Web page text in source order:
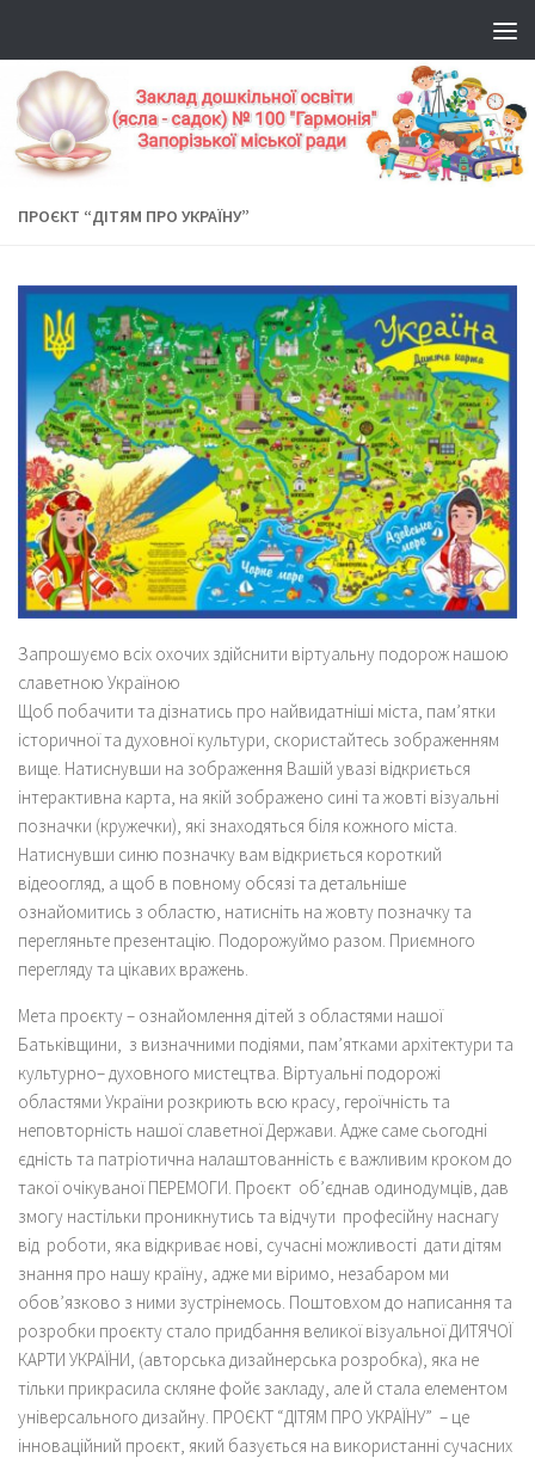
ПРОЄКТ “ДІТЯМ ПРО УКРАЇНУ”
Запрошуємо всіх охочих здійснити віртуальну подорож нашою
славетною Україною
Щоб побачити та дізнатись про найвидатніші міста, пам’ятки
історичної та духовної культури, скористайтесь зображенням
вище. Натиснувши на зображення Вашій увазі відкриється
інтерактивна карта, на якій зображено сині та жовті візуальні
позначки (кружечки), які знаходяться біля кожного міста.
Натиснувши синю позначку вам відкриється короткий
відеоогляд, а щоб в повному обсязі та детальніше
ознайомитись з областю, натисніть на жовту позначку та
перегляньте презентацію. Подорожуймо разом. Приємного
перегляду та цікавих вражень.
Мета проєкту – ознайомлення дітей з областями нашої
Батьківщини, з визначними подіями, пам’ятками архітектури та
культурно– духовного мистецтва. Віртуальні подорожі
областями України розкриють всю красу, героїчність та
неповторність нашої славетної Держави. Адже саме сьогодні
єдність та патріотична налаштованність є важливим кроком до
такої очікуваної ПЕРЕМОГИ. Проєкт об’єднав одинодумців, дав
змогу настільки проникнутись та відчути професійну наснагу
від роботи, яка відкриває нові, сучасні можливості дати дітям
знання про нашу країну, адже ми віримо, незабаром ми
обов’язково з ними зустрінемось. Поштовхом до написання та
розробки проєкту стало придбання великої візуальної ДИТЯЧОЇ
КАРТИ УКРАЇНИ, (авторська дизайнерська розробка), яка не
тільки прикрасила скляне фойє закладу, але й стала елементом
універсального дизайну. ПРОЄКТ “ДІТЯМ ПРО УКРАЇНУ” – це
інноваційний проєкт, який базується на використанні сучасних